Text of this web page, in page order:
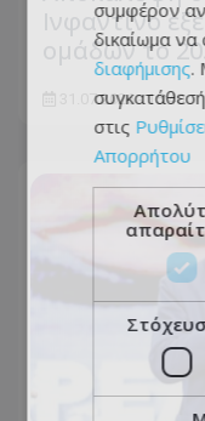
Ινφαντίνο
ομάδων το
31.07.2026 - 15:40
συμφέρον
δικαίωμα να
διαφήμισης.
στις
Απορρήτου